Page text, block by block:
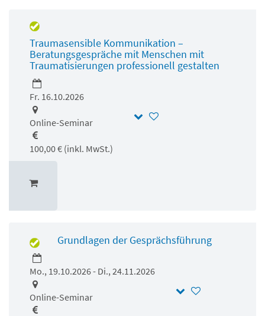
Traumasensible Kommunikation –
Beratungsgespräche mit Menschen mit
Traumatisierungen professionell gestalten
Fr. 16.10.2026
Online-Seminar
100,00 € (inkl. MwSt.)
Grundlagen der Gesprächsführung
Mo., 19.10.2026 - Di., 24.11.2026
Online-Seminar